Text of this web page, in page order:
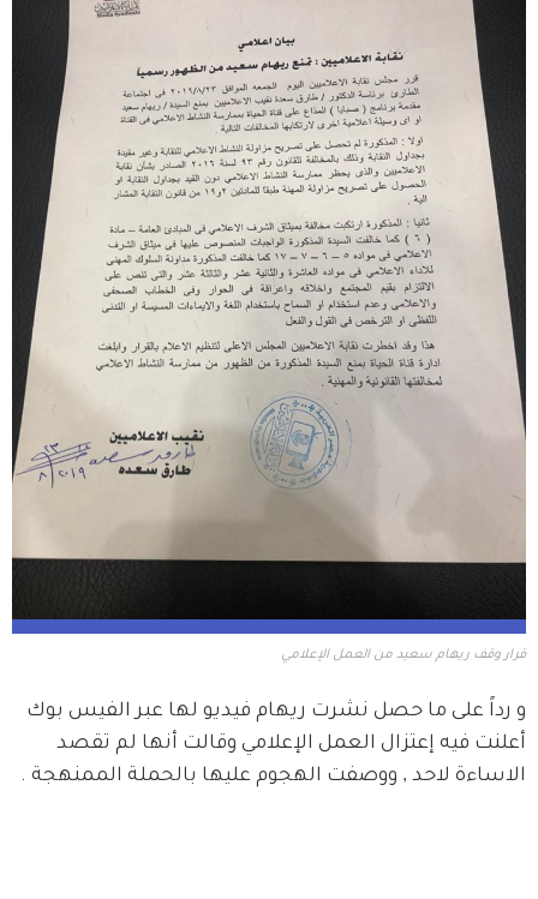
قرار وقف ريهام سعيد من العمل الإعلامي
و رداً على ما حصل نشرت ريهام فيديو لها عبر الفيس بوك
أعلنت فيه إعتزال العمل الإعلامي وقالت أنها لم تقصد
الاساءة لاحد , ووصفت الهجوم عليها بالحملة الممنهجة .